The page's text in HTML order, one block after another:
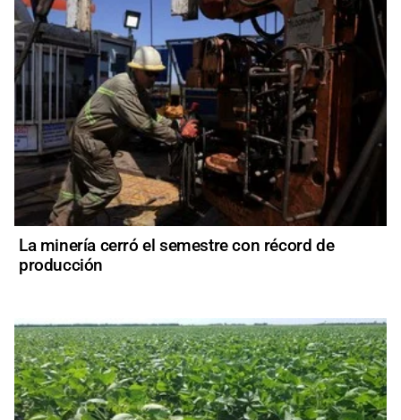
La minería cerró el semestre con récord de
producción